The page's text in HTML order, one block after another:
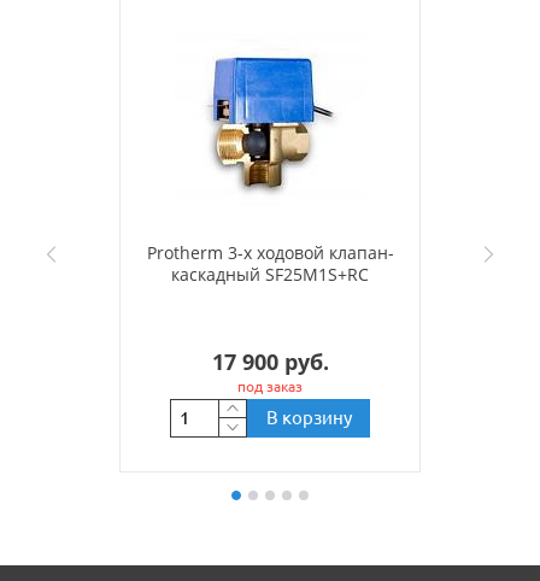
Protherm 3-х ходовой клапан-
каскадный SF25M1S+RC
17 900 руб.
под заказ
В корзину